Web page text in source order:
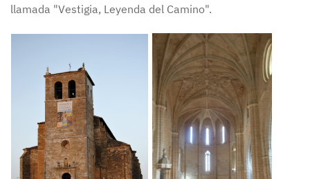
llamada "Vestigia, Leyenda del Camino".